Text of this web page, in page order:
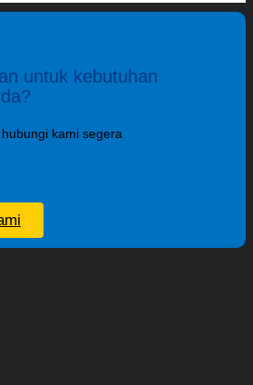
untuk kebutuhan
kami segera